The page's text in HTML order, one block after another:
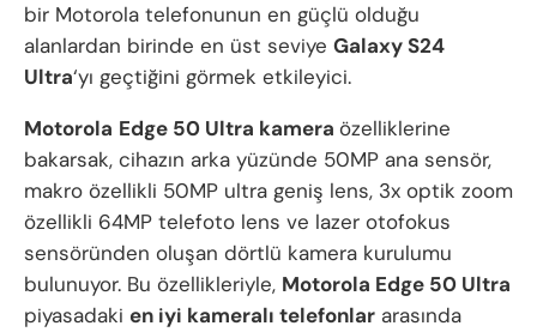
bir Motorola telefonunun en güçlü olduğu
alanlardan birinde en üst seviye Galaxy S24
Ultra‘yı geçtiğini görmek etkileyici.
Motorola Edge 50 Ultra kamera özelliklerine
bakarsak, cihazın arka yüzünde 50MP ana sensör,
makro özellikli 50MP ultra geniş lens, 3x optik zoom
özellikli 64MP telefoto lens ve lazer otofokus
sensöründen oluşan dörtlü kamera kurulumu
bulunuyor. Bu özellikleriyle, Motorola Edge 50 Ultra
piyasadaki en iyi kameralı telefonlar arasında